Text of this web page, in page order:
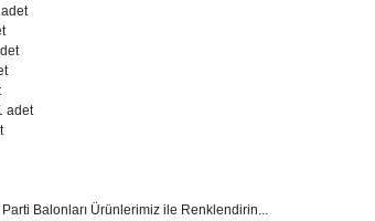
adet
Balonları Ürünlerimiz ile Renklendirin...